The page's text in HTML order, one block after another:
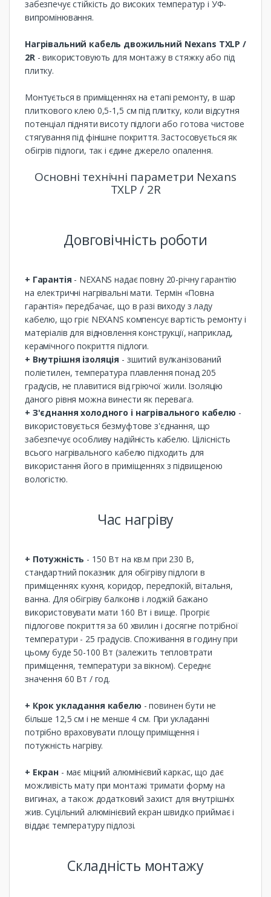
забезпечує стійкість до високих температур і УФ-
випромінювання.
Нагрівальний кабель двожильний Nexans TXLP /
2R- використовують для монтажу в стяжку або під
плитку.
Монтується в приміщеннях на етапі ремонту, в шар
плиткового клею 0,5-1,5 см під плитку, коли відсутня
потенціал підняти висоту підлоги або готова чистове
стягування під фінішне покриття. Застосовується як
обігрів підлоги, так і єдине джерело опалення.
Основні технічні параметри Nexans
TXLP / 2R
Довговічність роботи
+ Гарантія - NEXANS надає повну 20-річну гарантію
на електричні нагрівальні мати. Термін «Повна
гарантія» передбачає, що в разі виходу з ладу
кабелю, що гріє NEXANS компенсує вартість ремонту і
матеріалів для відновлення конструкції, наприклад,
керамічного покриття підлоги.
+ Внутрішня ізоляція - зшитий вулканізований
поліетилен, температура плавлення понад 205
градусів, не плавитися від гріючої жили. Ізоляцію
даного рівня можна винести як перевага.
+ З'єднання холодного і нагрівального кабелю -
використовується безмуфтове з'єднання, що
забезпечує особливу надійність кабелю. Цілісність
всього нагрівального кабелю підходить для
використання його в приміщеннях з підвищеною
вологістю.
Час нагріву
+ Потужність - 150 Вт на кв.м при 230 В,
стандартний показник для обігріву підлоги в
приміщеннях: кухня, коридор, передпокій, вітальня,
ванна. Для обігріву балконів і лоджій бажано
використовувати мати 160 Вт і вище. Прогріє
підлогове покриття за 60 хвилин і досягне потрібної
температури - 25 градусів. Споживання в годину при
цьому буде 50-100 Вт (залежить тепловтрати
приміщення, температури за вікном). Середнє
значення 60 Вт / год.
+ Крок укладання кабелю - повинен бути не
більше 12,5 см і не менше 4 см. При укладанні
потрібно враховувати площу приміщення і
потужність нагріву.
+ Екран - має міцний алюмінієвий каркас, що дає
можливість мату при монтажі тримати форму на
вигинах, а також додатковий захист для внутрішніх
жив. Суцільний алюмінієвий екран швидко приймає і
віддає температуру підлозі.
Складність монтажу